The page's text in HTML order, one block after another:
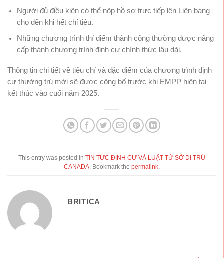
Người đủ điều kiện có thể nộp hồ sơ trực tiếp lên Liên bang
cho đến khi hết chỉ tiêu.
Những chương trình thí điểm thành công thường được nâng
cấp thành chương trình định cư chính thức lâu dài.
Thông tin chi tiết về tiêu chí và đặc điểm của chương trình định
cư thường trú mới sẽ được công bố trước khi EMPP hiện tại
kết thúc vào cuối năm 2025.
This entry was posted in TIN TỨC ĐỊNH CƯ VÀ LUẬT TỪ SỞ DI TRÚ
CANADA . Bookmark the permalink
BRITICA